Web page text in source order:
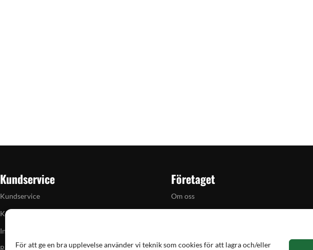
För att ge en bra upplevelse använder vi teknik som cookies för att lagra och/eller
Kundservice
Kundservice
Köpvillkor
Integritetspolicy
Företaget
Om oss